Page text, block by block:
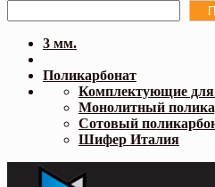
3 мм.
Поликарбонат
Комплектующие для
Монолитный
Сотовый
Шифер Италия